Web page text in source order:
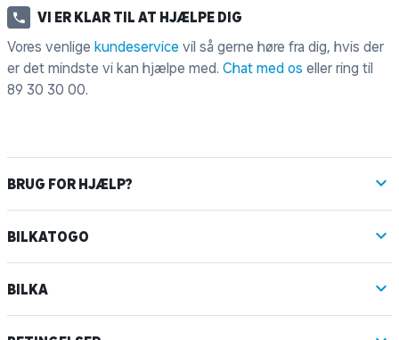
VI ER KLAR TIL AT HJÆLPE DIG
Vores venlige kundeservice vil så gerne høre fra dig, hvis der
er det mindste vi kan hjælpe med. Chat med os eller ring til
89 30 30 00.
BRUG FOR HJÆLP?
BILKATOGO
BILKA